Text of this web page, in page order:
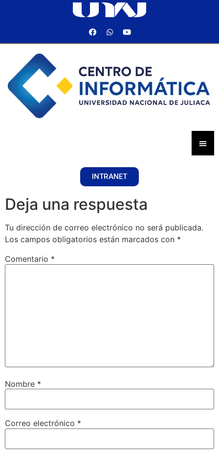
INTRANET
Deja una respuesta
Tu dirección de correo electrónico no será publicada.
Los campos obligatorios están marcados con *
Comentario *
Nombre *
Correo electrónico *